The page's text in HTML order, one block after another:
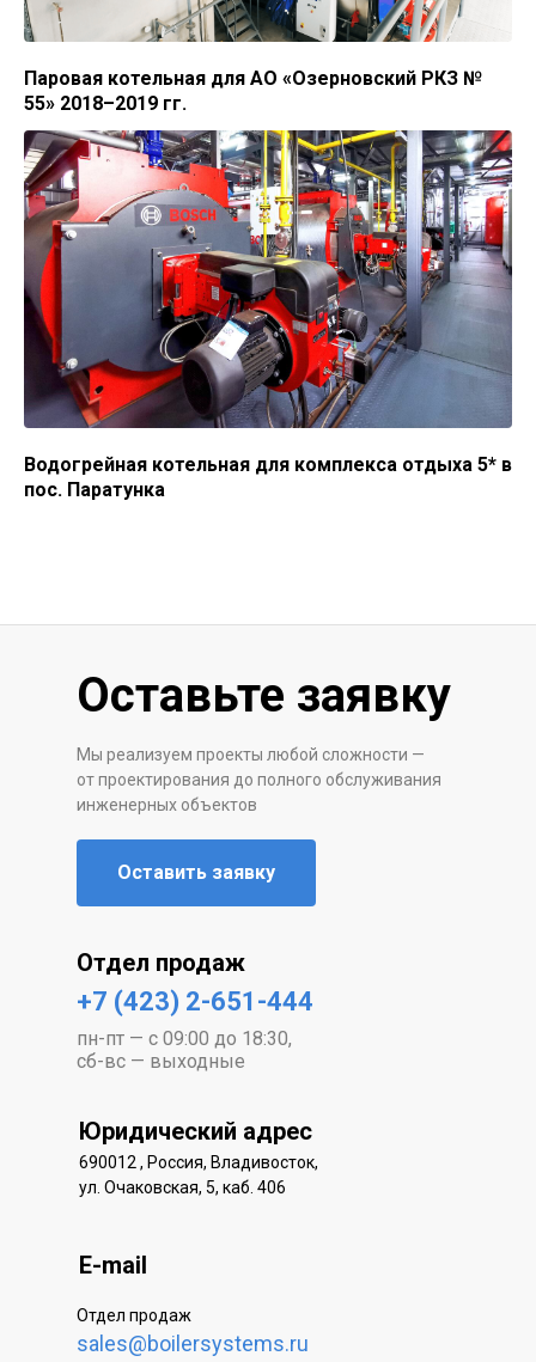
Паровая котельная для АО «Озерновский РКЗ №
55» 2018–2019 гг.
Водогрейная котельная для комплекса отдыха 5* в
пос. Паратунка
пн-пт — с 09:00 до 18:30,
сб-вс — выходные
Отдел продаж
sales@boilersystems.ru
690012 , Россия, Владивосток,
ул. Очаковская, 5, каб. 406
+7 (423) 2-651-444
Отдел продаж
E-mail
Юридический адрес
Мы реализуем проекты любой сложности —
от проектирования до полного обслуживания
инженерных объектов
Оставить заявку
Оставьте заявку